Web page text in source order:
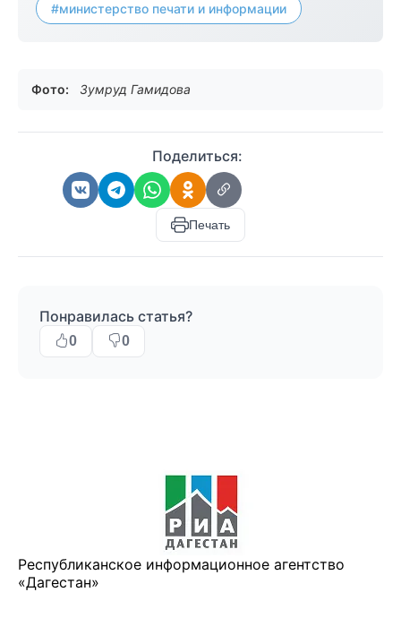
#министерство печати и информации
Фото: Зумруд Гамидова
Поделиться:
Печать
Понравилась статья?
0 0
Республиканское информационное агентство
«Дагестан»